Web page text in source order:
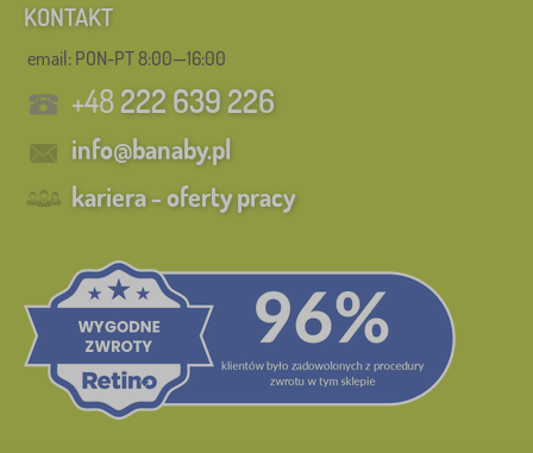
KONTAKT
email: PON-PT 8:00—16:00
+48222 639 226
info@banaby.pl
kariera - oferty pracy